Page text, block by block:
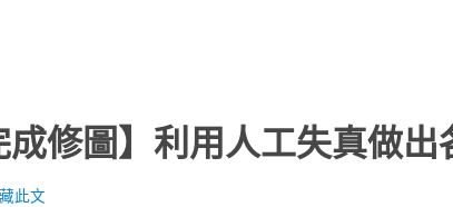
成修圖】利用人工失真做
此文